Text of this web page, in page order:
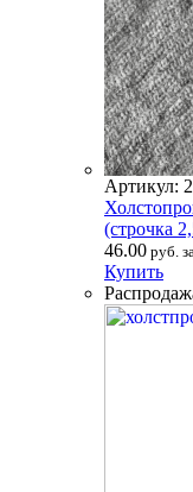
Артикул:
(строчка
46.00 руб.
Купить